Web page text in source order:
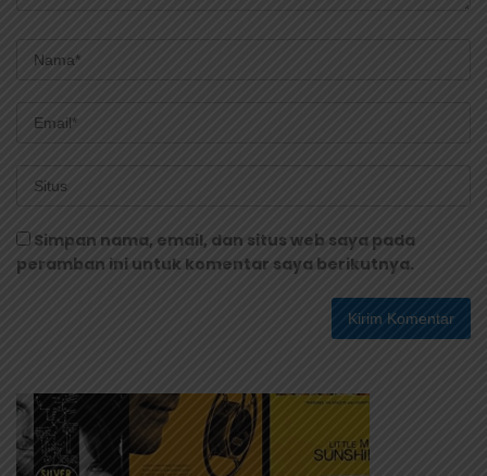
Simpan nama, email, dan situs web saya pada
peramban ini untuk komentar saya berikutnya.